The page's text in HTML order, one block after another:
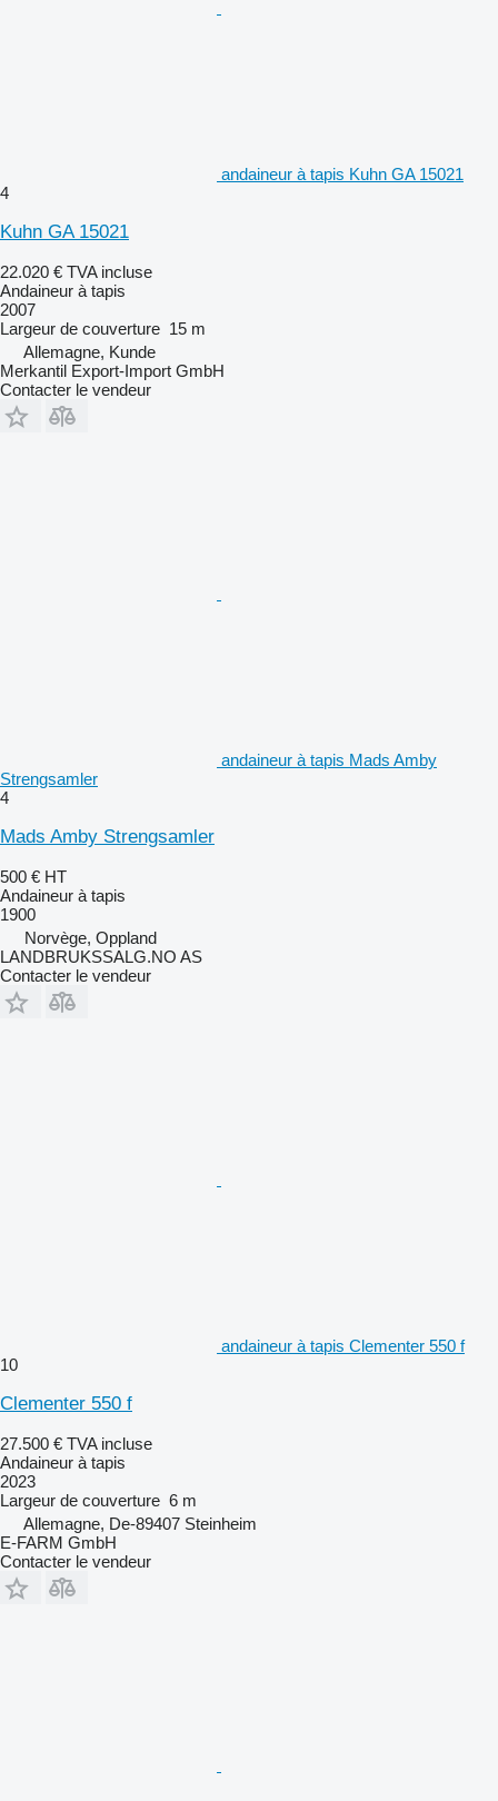
andaineur à tapis Kuhn GA 15021
4
Kuhn GA 15021
22.020 € TVA incluse
Andaineur à tapis
2007
Largeur de couverture 15 m
Allemagne, Kunde
Merkantil Export-Import GmbH
Contacter le vendeur
andaineur à tapis Mads Amby
Strengsamler
4
Mads Amby Strengsamler
500 € HT
Andaineur à tapis
1900
Norvège, Oppland
LANDBRUKSSALG.NO AS
Contacter le vendeur
andaineur à tapis Clementer 550 f
10
Clementer 550 f
27.500 € TVA incluse
Andaineur à tapis
2023
Largeur de couverture 6 m
Allemagne, De-89407 Steinheim
E-FARM GmbH
Contacter le vendeur